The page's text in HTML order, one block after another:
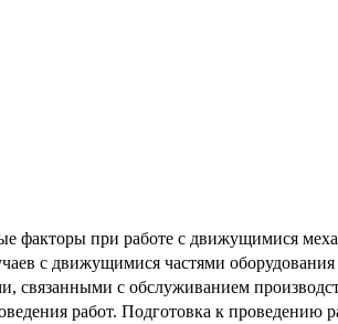
факторы при работе с движущимися
с движущимися частями оборудования
связанными с обслуживанием
работ. Подготовка к проведению